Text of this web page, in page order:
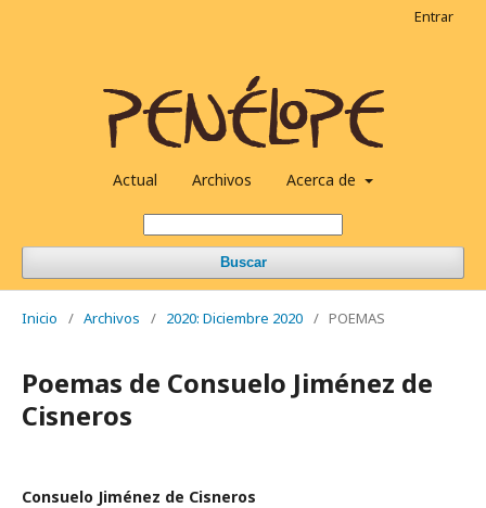
Actual Archivos Acerca de
Buscar
Entrar
Inicio / Archivos / 2020: Diciembre 2020 / POEMAS
Poemas de Consuelo Jiménez de
Cisneros
Consuelo Jiménez de Cisneros